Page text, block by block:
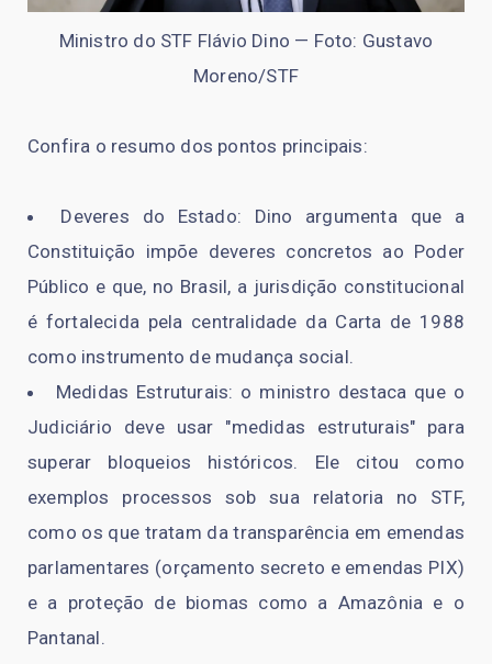
Ministro do STF Flávio Dino — Foto: Gustavo
Moreno/STF
Confira o resumo dos pontos principais:
Deveres do Estado: Dino argumenta que a
Constituição impõe deveres concretos ao Poder
Público e que, no Brasil, a jurisdição constitucional
é fortalecida pela centralidade da Carta de 1988
como instrumento de mudança social.
Medidas Estruturais: o ministro destaca que o
Judiciário deve usar "medidas estruturais" para
superar bloqueios históricos. Ele citou como
exemplos processos sob sua relatoria no STF,
como os que tratam da transparência em emendas
parlamentares (orçamento secreto e emendas PIX)
e a proteção de biomas como a Amazônia e o
Pantanal.